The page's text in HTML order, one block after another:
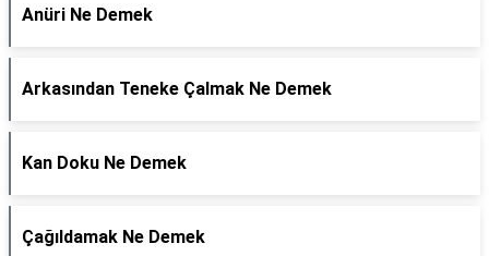
Anüri Ne Demek
Arkasından Teneke Çalmak Ne Demek
Kan Doku Ne Demek
Çağıldamak Ne Demek